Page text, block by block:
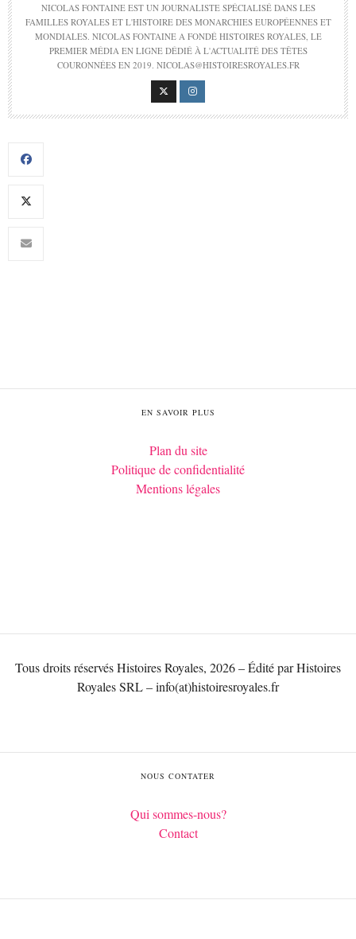
NICOLAS FONTAINE EST UN JOURNALISTE SPÉCIALISÉ DANS LES
FAMILLES ROYALES ET L'HISTOIRE DES MONARCHIES EUROPÉENNES ET
MONDIALES. NICOLAS FONTAINE A FONDÉ HISTOIRES ROYALES, LE
PREMIER MÉDIA EN LIGNE DÉDIÉ À L'ACTUALITÉ DES TÊTES
COURONNÉES EN 2019. NICOLAS@HISTOIRESROYALES.FR
EN SAVOIR PLUS
Plan du site
Politique de confidentialité
Mentions légales
Tous droits réservés Histoires Royales, 2026 – Édité par Histoires
Royales SRL – info(at)histoiresroyales.fr
NOUS CONTATER
Qui sommes-nous?
Contact